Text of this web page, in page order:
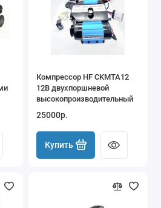
для стационарных
потребителей -
Компрессор HF CKMTA12
12В двухпоршневой
высокопроизводительный
25000р.
Купить